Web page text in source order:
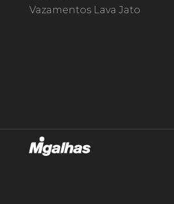
Vazamentos Lava Jato